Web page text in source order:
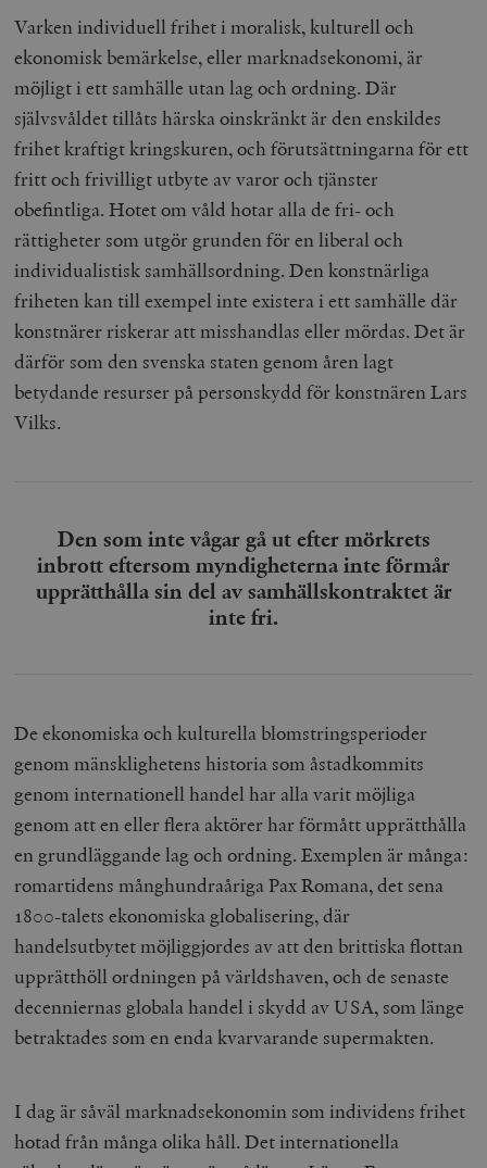
Varken individuell frihet i moralisk, kulturell och
ekonomisk bemärkelse, eller marknadsekonomi, är
möjligt i ett samhälle utan lag och ordning. Där
självsvåldet tillåts härska oinskränkt är den enskildes
frihet kraftigt kringskuren, och förutsättningarna för ett
fritt och frivilligt utbyte av varor och tjänster
obefintliga. Hotet om våld hotar alla de fri- och
rättigheter som utgör grunden för en liberal och
individualistisk samhällsordning. Den konstnärliga
friheten kan till exempel inte existera i ett samhälle där
konstnärer riskerar att misshandlas eller mördas. Det är
därför som den svenska staten genom åren lagt
betydande resurser på personskydd för konstnären Lars
Vilks.
Den som inte vågar gå ut efter mörkrets
inbrott eftersom myndigheterna inte förmår
upprätthålla sin del av samhällskontraktet är
inte fri.
De ekonomiska och kulturella blomstringsperioder
genom mänsklighetens historia som åstadkommits
genom internationell handel har alla varit möjliga
genom att en eller flera aktörer har förmått upprätthålla
en grundläggande lag och ordning. Exemplen är många:
romartidens månghundraåriga Pax Romana, det sena
1800-talets ekonomiska globalisering, där
handelsutbytet möjliggjordes av att den brittiska flottan
upprätthöll ordningen på världshaven, och de senaste
decenniernas globala handel i skydd av USA, som länge
betraktades som en enda kvarvarande supermakten.
I dag är såväl marknadsekonomin som individens frihet
hotad från många olika håll. Det internationella